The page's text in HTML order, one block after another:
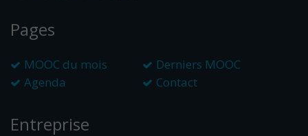
Pages
MOOC du mois
Derniers MOOC
Agenda
Contact
Entreprise